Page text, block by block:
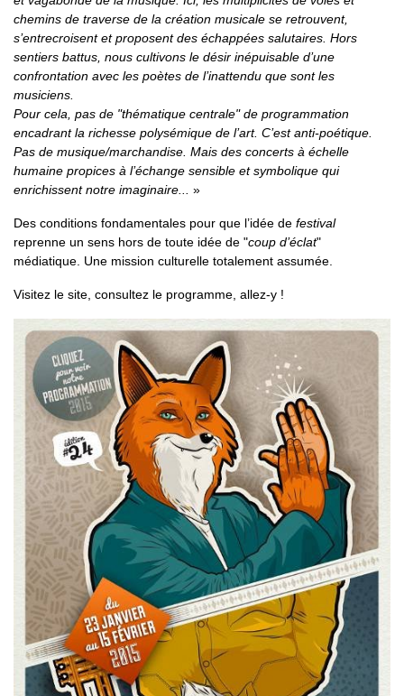
chemins de traverse de la création musicale se retrouvent,
s’entrecroisent et proposent des échappées salutaires. Hors
sentiers battus, nous cultivons le désir inépuisable d’une
confrontation avec les poètes de l’inattendu que sont les
musiciens.
Pour cela, pas de "thématique centrale" de programmation
encadrant la richesse polysémique de l’art. C’est anti-poétique.
Pas de musique/marchandise. Mais des concerts à échelle
humaine propices à l’échange sensible et symbolique qui
enrichissent notre imaginaire...
»
Des conditions fondamentales pour que l’idée de festival
reprenne un sens hors de toute idée de "coup d’éclat"
médiatique. Une mission culturelle totalement assumée.
Visitez le site, consultez le programme, allez-y !